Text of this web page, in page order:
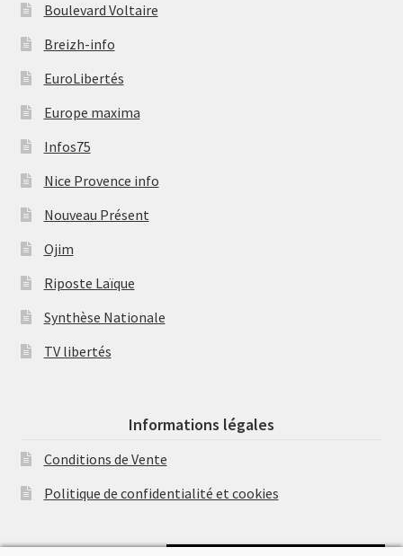
Boulevard Voltaire
Breizh-info
EuroLibertés
Europe maxima
Infos75
Nice Provence info
Nouveau Présent
Ojim
Riposte Laïque
Synthèse Nationale
TV libertés
Informations légales
Conditions de Vente
Politique de confidentialité et cookies